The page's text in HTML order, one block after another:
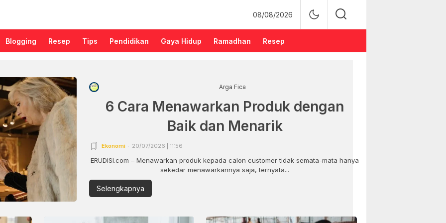
08/08/2026
Blogging Resep Tips Pendidikan Gaya Hidup Ramadhan Resep
Arga Fica
6 Cara Menawarkan Produk dengan
Baik dan Menarik
Ekonomi 20/07/2026 | 11:56
ERUDISI.com – Menawarkan produk kepada calon customer tidak semata-mata hanya
sekedar menawarkannya saja, ternyata...
Selengkapnya